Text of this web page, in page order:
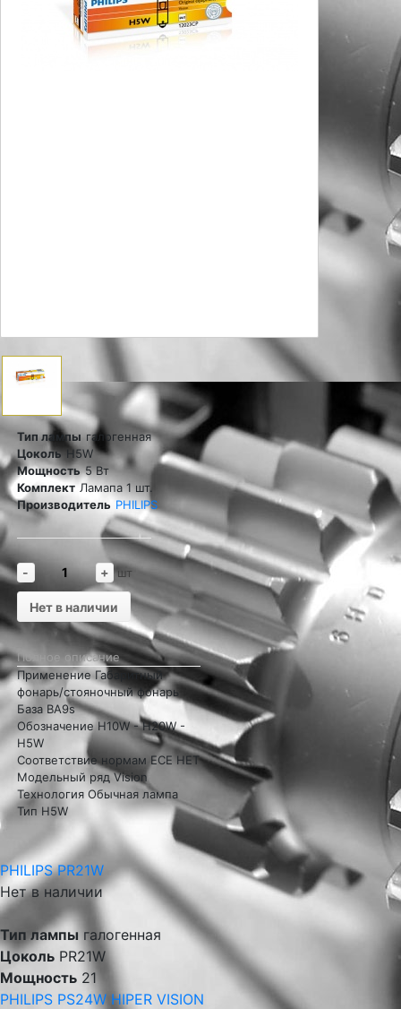
Тип лампы галогенная
Цоколь H5W
Мощность 5 Вт
Комплект Ламапа 1 шт.
Производитель PHILIPS
- + шт
Нет в наличии
Полное описание
Применение Габаритный
фонарь/стояночный фонарь
База BA9s
Обозначение H10W - H20W -
H5W
Соответствие нормам ECE НЕТ
Модельный ряд Vision
Технология Обычная лампа
Тип H5W
PHILIPS PR21W
Нет в наличии
Тип лампы галогенная
Цоколь PR21W
Мощность 21
PHILIPS PS24W HIPER VISION